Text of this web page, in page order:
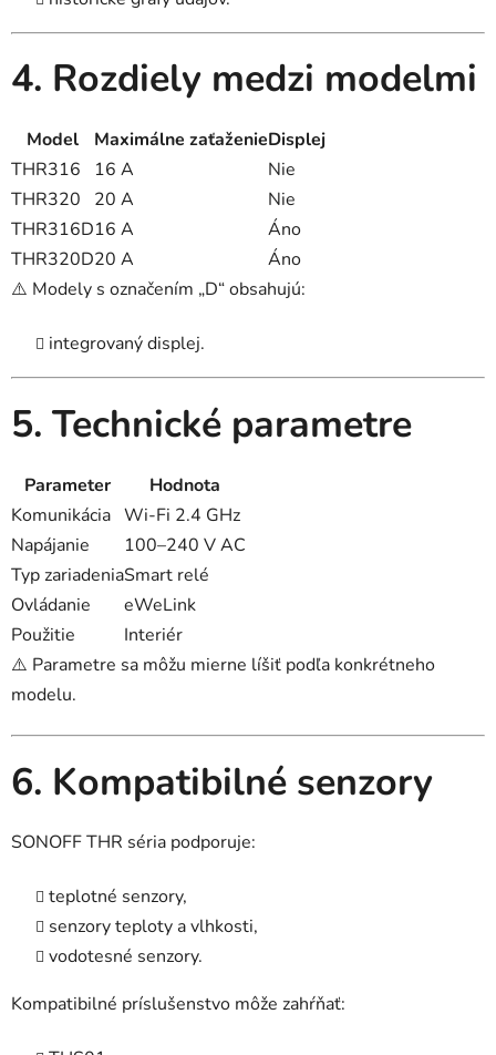
4. Rozdiely medzi modelmi
Model Maximálne zaťaženieDisplej
THR316
16 A
Nie
THR320
20 A
Nie
THR316D16 A
Áno
THR320D20 A
Áno
⚠️ Modely s označením „D“ obsahujú:
integrovaný displej.
5. Technické parametre
Parameter
Hodnota
Komunikácia Wi-Fi 2.4 GHz
Napájanie
100–240 V AC
Typ zariadeniaSmart relé
Ovládanie
eWeLink
Použitie
Interiér
⚠️ Parametre sa môžu mierne líšiť podľa konkrétneho
modelu.
6. Kompatibilné senzory
SONOFF THR séria podporuje:
teplotné senzory,
senzory teploty a vlhkosti,
vodotesné senzory.
Kompatibilné príslušenstvo môže zahŕňať: